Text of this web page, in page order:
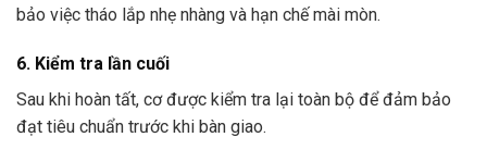
bảo việc tháo lắp nhẹ nhàng và hạn chế mài mòn.
6. Kiểm tra lần cuối
Sau khi hoàn tất, cơ được kiểm tra lại toàn bộ để đảm bảo
đạt tiêu chuẩn trước khi bàn giao.